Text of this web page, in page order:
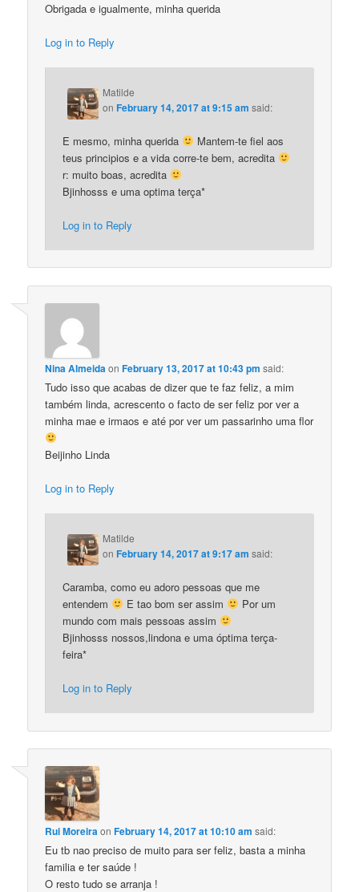
Obrigada e igualmente, minha querida
Log in to Reply
Matilde
onFebruary 14, 2017 at 9:15 am said:
E mesmo, minha querida
Mantem-te fiel aos
teus principios e a vida corre-te bem, acredita
r: muito boas, acredita
Bjinhosss e uma optima terça*
Log in to Reply
Nina AlmeidaonFebruary 13, 2017 at 10:43 pm said:
Tudo isso que acabas de dizer que te faz feliz, a mim
também linda, acrescento o facto de ser feliz por ver a
minha mae e irmaos e até por ver um passarinho uma flor
Beijinho Linda
Log in to Reply
Matilde
onFebruary 14, 2017 at 9:17 am said:
Caramba, como eu adoro pessoas que me
entendem
E tao bom ser assim
Por um
mundo com mais pessoas assim
Bjinhosss nossos,lindona e uma óptima terça-
feira*
Log in to Reply
Rui MoreiraonFebruary 14, 2017 at 10:10 am said:
Eu tb nao preciso de muito para ser feliz, basta a minha
familia e ter saúde !
O resto tudo se arranja !